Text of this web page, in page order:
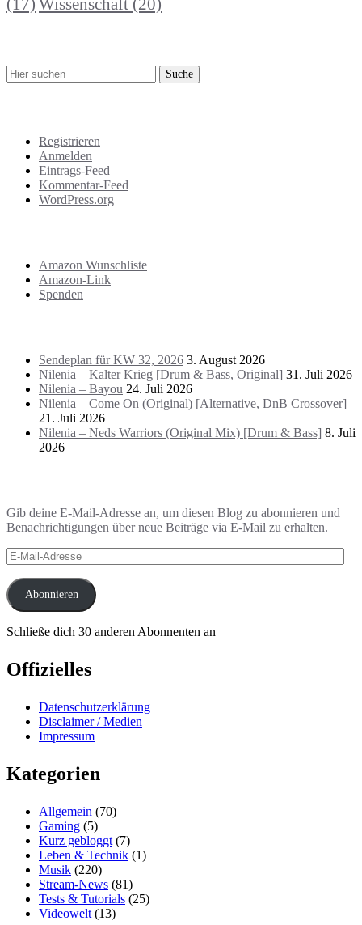
(17)
Registrieren
Anmelden
Eintrags-Feed
Kommentar-Feed
WordPress.org
Amazon Wunschliste
Amazon-Link
Spenden
Sendeplan für KW 32, 2026 3. August 2026
Nilenia – Kalter Krieg [Drum & Bass, Original] 31. Juli 2026
Nilenia – Bayou 24. Juli 2026
Nilenia – Come On (Original) [Alternative, DnB Crossover]
21. Juli 2026
Nilenia – Neds Warriors (Original Mix) [Drum & Bass] 8. Juli
2026
Gib deine E-Mail-Adresse an, um diesen Blog zu abonnieren und
Benachrichtigungen über neue Beiträge via E-Mail zu erhalten.
E-
Mail-
Adresse
Abonnieren
Schließe dich 30 anderen Abonnenten an
Offizielles
Datenschutzerklärung
Disclaimer / Medien
Impressum
Kategorien
Allgemein (70)
Gaming (5)
Kurz gebloggt (7)
Leben & Technik (1)
Musik (220)
Stream-News (81)
Tests & Tutorials (25)
Videowelt (13)